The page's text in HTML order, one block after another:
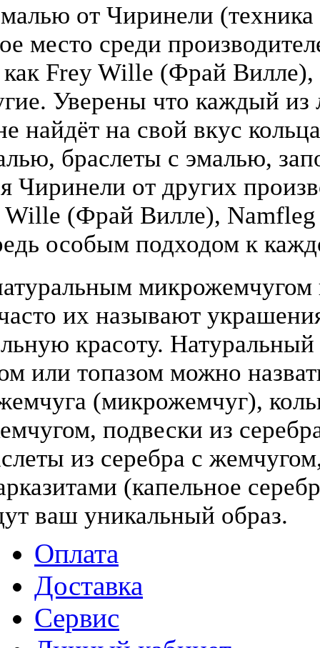
от Чиринели (техника
место среди
Frey Wille (Фрай
Уверены что каждый
найдёт на свой вкус
браслеты с эмалью,
Чиринели от других
Wille (Фрай Вилле),
особым подходом к
микрожемчугом
их называют
красоту.
или топазом можно
(микрожемчуг),
подвески из
из серебра с
(капельное
ваш уникальный образ.
Оплата
Доставка
Сервис